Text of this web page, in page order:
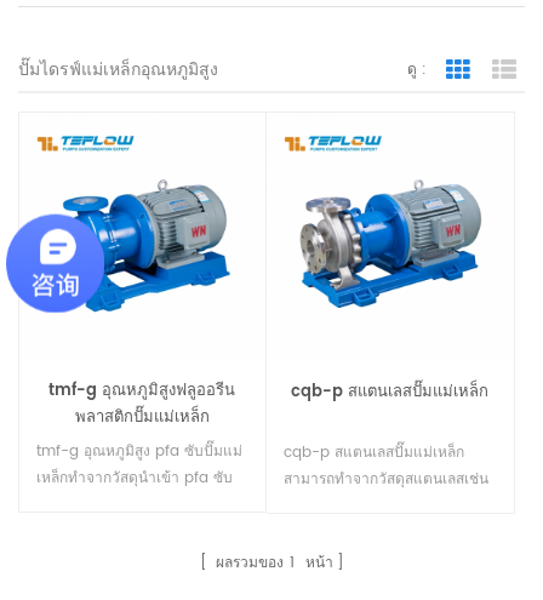
ปั๊มไดรฟ์แม่เหล็กอุณหภูมิสูง ดู : Grid View
tmf-g อุณหภูมิสูงฟลูออรีน
พลาสติกปั๊มแม่เหล็ก
tmf-g อุณหภูมิสูง pfa ซับปั๊มแม่
เหล็กทำจากวัสดุนำเข้า pfa ซับ
100 ℃และ 150 ℃ซึ่งเป็นทางออก
cqb-p สแตนเลสปั๊มแม่เหล็ก
cqb-p สแตนเลสปั๊มแม่เหล็ก
สามารถทำจากวัสดุสแตนเลสเช่น
เคมีสามารถขนส่งกรดซัลฟูริกกรด
ผลรวมของ 1 หน้า